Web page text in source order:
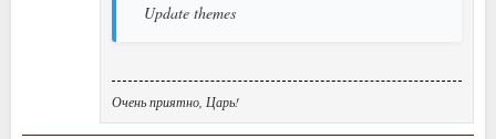
Update themes
Очень приятно, Царь!